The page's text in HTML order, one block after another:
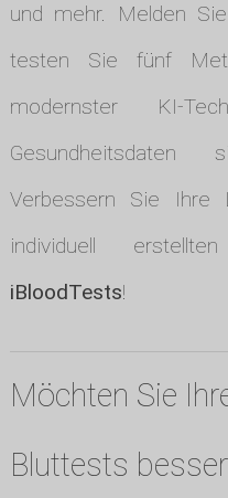
und mehr. Melden
testen Sie fünf
modernster KI-
Verbessern Sie Ihre
individuell
iBloodTests!
Möchten Sie
Bluttests besser